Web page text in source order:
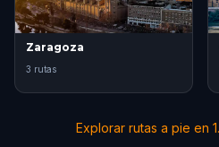
Zaragoza
3 rutas
Explorar rutas a pie en